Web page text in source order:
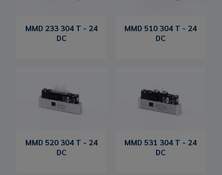
MMD 233 304 T - 24
DC
MMD 510 304 T - 24
DC
MMD 520 304 T - 24
DC
MMD 531 304 T - 24
DC